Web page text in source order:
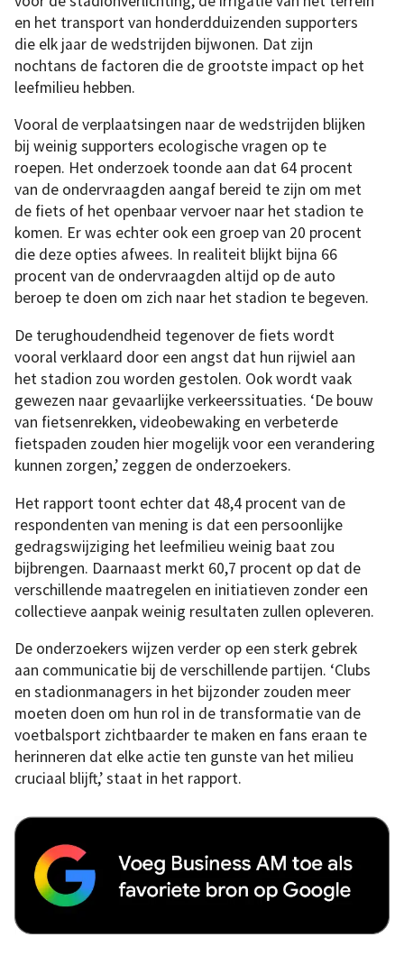
en het transport van honderdduizenden supporters
die elk jaar de wedstrijden bijwonen. Dat zijn
nochtans de factoren die de grootste impact op het
leefmilieu hebben.
Vooral de verplaatsingen naar de wedstrijden blijken
bij weinig supporters ecologische vragen op te
roepen. Het onderzoek toonde aan dat 64 procent
van de ondervraagden aangaf bereid te zijn om met
de fiets of het openbaar vervoer naar het stadion te
komen. Er was echter ook een groep van 20 procent
die deze opties afwees. In realiteit blijkt bijna 66
procent van de ondervraagden altijd op de auto
beroep te doen om zich naar het stadion te begeven.
De terughoudendheid tegenover de fiets wordt
vooral verklaard door een angst dat hun rijwiel aan
het stadion zou worden gestolen. Ook wordt vaak
gewezen naar gevaarlijke verkeerssituaties. ‘De bouw
van fietsenrekken, videobewaking en verbeterde
fietspaden zouden hier mogelijk voor een verandering
kunnen zorgen,’ zeggen de onderzoekers.
Het rapport toont echter dat 48,4 procent van de
respondenten van mening is dat een persoonlijke
gedragswijziging het leefmilieu weinig baat zou
bijbrengen. Daarnaast merkt 60,7 procent op dat de
verschillende maatregelen en initiatieven zonder een
collectieve aanpak weinig resultaten zullen opleveren.
De onderzoekers wijzen verder op een sterk gebrek
aan communicatie bij de verschillende partijen. ‘Clubs
en stadionmanagers in het bijzonder zouden meer
moeten doen om hun rol in de transformatie van de
voetbalsport zichtbaarder te maken en fans eraan te
herinneren dat elke actie ten gunste van het milieu
cruciaal blijft,’ staat in het rapport.